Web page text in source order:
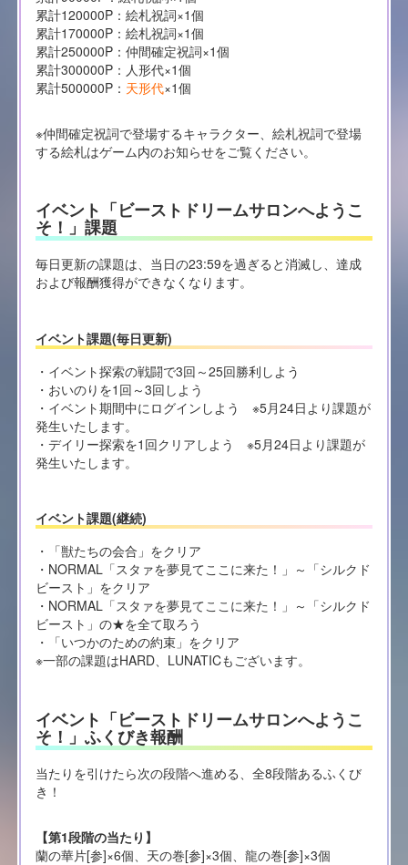
累計120000P：絵札祝詞×1個
累計170000P：絵札祝詞×1個
累計250000P：仲間確定祝詞×1個
累計300000P：人形代×1個
累計500000P： 天形代×1個
※仲間確定祝詞で登場するキャラクター、絵札祝詞で登場
する絵札はゲーム内のお知らせをご覧ください。
イベント「ビーストドリームサロンへようこ
そ！」課題
毎日更新の課題は、当日の23:59を過ぎると消滅し、達成
および報酬獲得ができなくなります。
イベント課題(毎日更新)
・イベント探索の戦闘で3回～25回勝利しよう
・おいのりを1回～3回しよう
・イベント期間中にログインしよう ※5月24日より課題が
発生いたします。
・デイリー探索を1回クリアしよう ※5月24日より課題が
発生いたします。
イベント課題(継続)
・「獣たちの会合」をクリア
・NORMAL「スタァを夢見てここに来た！」～「シルクド
ビースト」をクリア
・NORMAL「スタァを夢見てここに来た！」～「シルクド
ビースト」の★を全て取ろう
・「いつかのための約束」をクリア
※一部の課題はHARD、LUNATICもございます。
イベント「ビーストドリームサロンへようこ
そ！」ふくびき報酬
当たりを引けたら次の段階へ進める、全8段階あるふくび
き！
【第1段階の当たり】
蘭の華片[参]×6個、天の巻[参]×3個、龍の巻[参]×3個